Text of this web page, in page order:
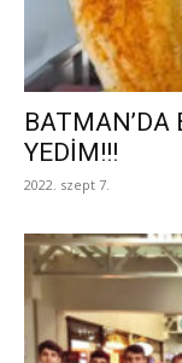
BATMAN’DA
YEDİM!!!
2022. szept 7.